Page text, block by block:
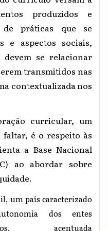
produzidos e
práticas que se
e aspectos sociais,
se relacionar
transmitidos nas
contextualizada nos
curricular, um
faltar, é o respeito às
a Base Nacional
ao abordar sobre
um país caracterizado
dos entes
acentuada